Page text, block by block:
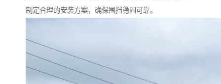
制定合理的安装方案，确保围挡稳固可靠。